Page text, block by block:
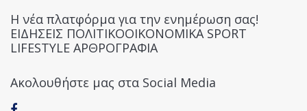
Η νέα πλατφόρμα για την ενημέρωση σας!
ΕΙΔΗΣΕΙΣ ΠΟΛΙΤΙΚΟΟΙΚΟΝΟΜΙΚΑ SPORT
LIFESTYLE ΑΡΘΡΟΓΡΑΦΙΑ
Ακολουθήστε μας στα Social Media